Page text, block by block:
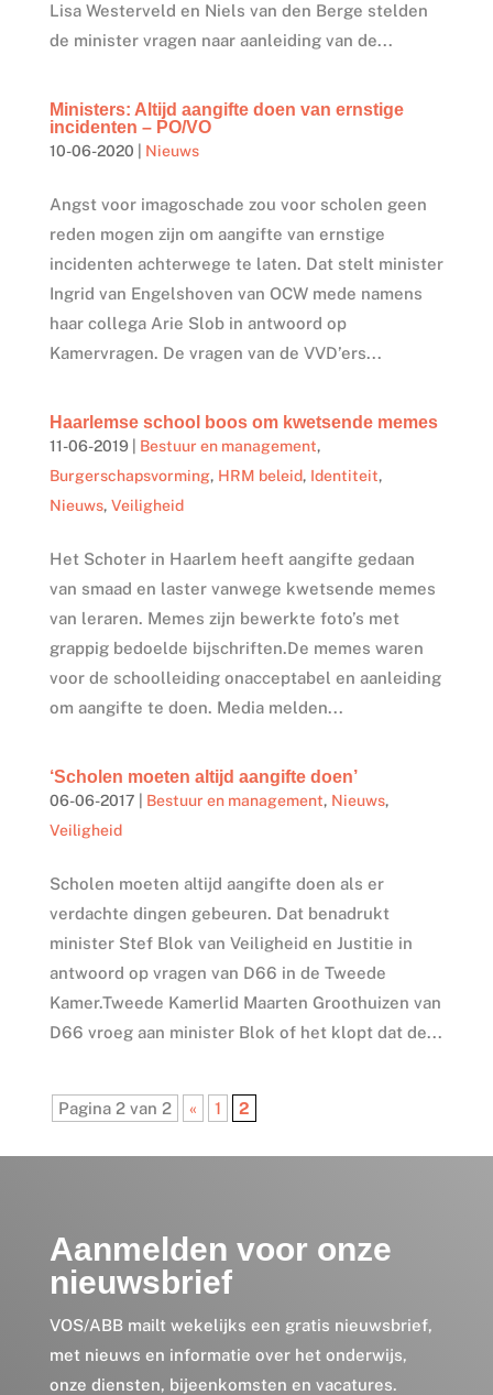
Lisa Westerveld en Niels van den Berge stelden
de minister vragen naar aanleiding van de...
Ministers: Altijd aangifte doen van ernstige
incidenten – PO/VO
10-06-2020 Nieuws
Angst voor imagoschade zou voor scholen geen
reden mogen zijn om aangifte van ernstige
incidenten achterwege te laten. Dat stelt minister
Ingrid van Engelshoven van OCW mede namens
haar collega Arie Slob in antwoord op
Kamervragen. De vragen van de VVD’ers...
Haarlemse school boos om kwetsende memes
11-06-2019| Bestuur en management,
Burgerschapsvorming, HRM beleid, Identiteit,
Nieuws, Veiligheid
Het Schoter in Haarlem heeft aangifte gedaan
van smaad en laster vanwege kwetsende memes
van leraren. Memes zijn bewerkte foto’s met
grappig bedoelde bijschriften.De memes waren
voor de schoolleiding onacceptabel en aanleiding
om aangifte te doen. Media melden...
‘Scholen moeten altijd aangifte doen’
06-06-2017 Bestuur en management, Nieuws,
Veiligheid
Scholen moeten altijd aangifte doen als er
verdachte dingen gebeuren. Dat benadrukt
minister Stef Blok van Veiligheid en Justitie in
antwoord op vragen van D66 in de Tweede
Kamer.Tweede Kamerlid Maarten Groothuizen van
D66 vroeg aan minister Blok of het klopt dat de...
Pagina 2 van 2 « 1 2
Aanmelden voor onze
nieuwsbrief
VOS/ABB mailt wekelijks een gratis nieuwsbrief,
met nieuws en informatie over het onderwijs,
onze diensten, bijeenkomsten en vacatures.